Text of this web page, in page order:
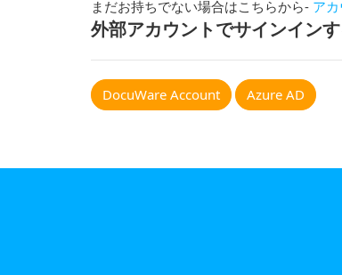
まだお持ちでない場合はこちらから- ア
外部アカウントでサインイン
DocuWare Account Azure AD